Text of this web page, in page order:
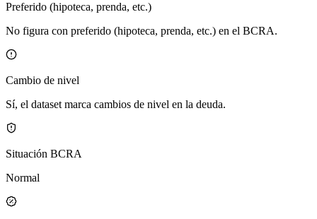
Preferido (hipoteca, prenda, etc.)
No figura con preferido (hipoteca, prenda, etc.) en el BCRA.
Cambio de nivel
Sí, el dataset marca cambios de nivel en la deuda.
Situación BCRA
Normal